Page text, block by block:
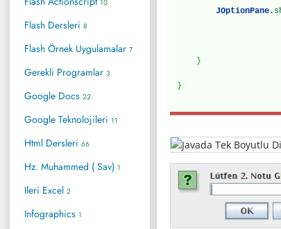
10
Flash Dersleri 8
Flash Örnek Uygulamalar 7
Gerekli Programlar 3
Google Docs 22
Google Teknolojileri 11
Html Dersleri 66
Hz. Muhammed ( Sav) 1
Ileri Excel 2
Infographics 1
JOptionPane .
}
}